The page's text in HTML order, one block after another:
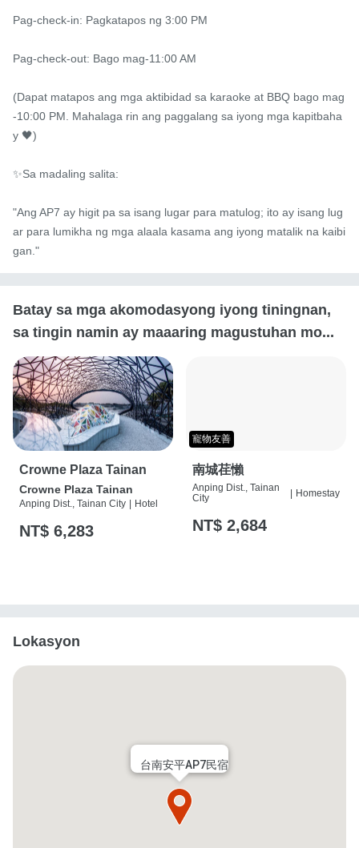
Pag-check-in: Pagkatapos ng 3:00 PM
Pag-check-out: Bago mag-11:00 AM
(Dapat matapos ang mga aktibidad sa karaoke at BBQ bago mag
-10:00 PM. Mahalaga rin ang paggalang sa iyong mga kapitbaha
y 🖤)
✨Sa madaling salita:
"Ang AP7 ay higit pa sa isang lugar para matulog; ito ay isang lug
ar para lumikha ng mga alaala kasama ang iyong matalik na kaibi
gan."
Batay sa mga akomodasyong iyong tiningnan,
sa tingin namin ay maaaring magustuhan mo...
Crowne Plaza Tainan
Crowne Plaza Tainan
Anping Dist., Tainan City Hotel
NT$ 6,283
寵物友善
南城荏懶
Anping Dist., Tainan
City
| Homestay
NT$ 2,684
Lokasyon
台南安平AP7民宿